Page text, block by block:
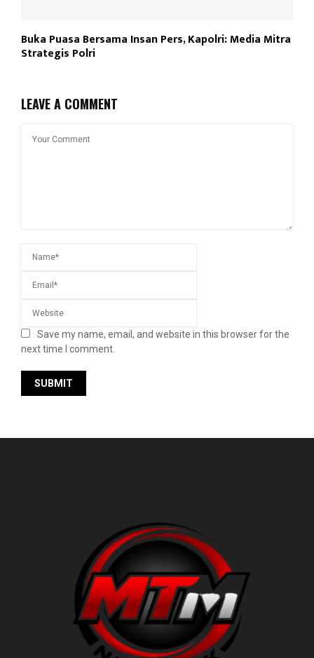
Buka Puasa Bersama Insan Pers, Kapolri: Media Mitra
Strategis Polri
LEAVE A COMMENT
Save my name, email, and website in this browser for the
next time I comment.